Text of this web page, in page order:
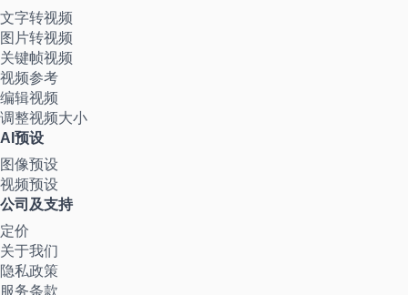
文字转视频
图片转视频
关键帧视频
视频参考
编辑视频
调整视频大小
AI预设
图像预设
视频预设
公司及支持
定价
关于我们
隐私政策
服务条款